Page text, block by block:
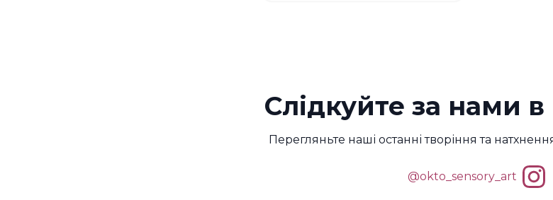
Слідкуйте за нами
Перегляньте наші останні творіння та
@okto_sensory_art